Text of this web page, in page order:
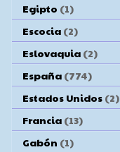
Egipto (1)
Escocia (2)
Eslovaquia (2)
España (774)
Estados Unidos (2)
Francia (13)
Gabón (1)